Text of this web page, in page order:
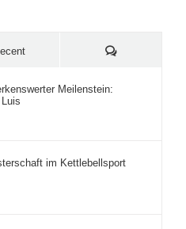
Comments
Meilenstein:
im Kettlebellsport